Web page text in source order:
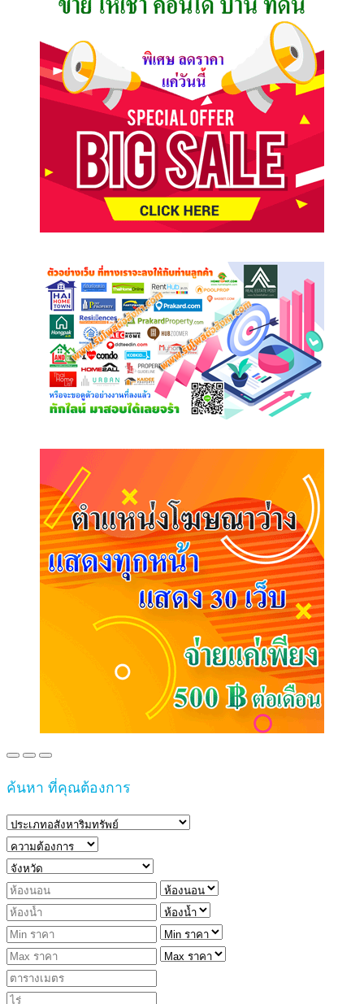
ค้นหา ที่คุณต้องการ